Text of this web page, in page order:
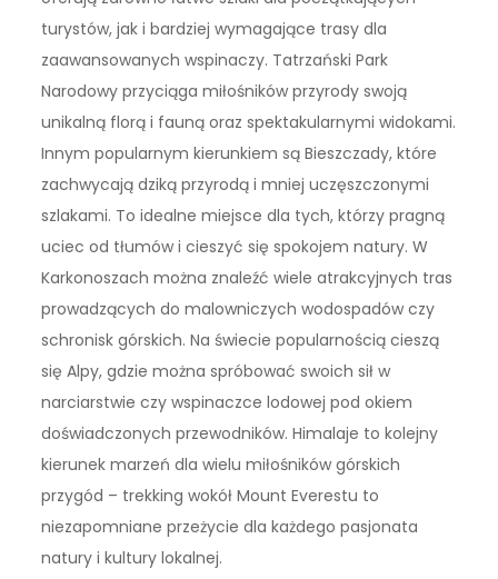
turystów, jak i bardziej wymagające trasy dla
zaawansowanych wspinaczy. Tatrzański Park
Narodowy przyciąga miłośników przyrody swoją
unikalną florą i fauną oraz spektakularnymi widokami.
Innym popularnym kierunkiem są Bieszczady, które
zachwycają dziką przyrodą i mniej uczęszczonymi
szlakami. To idealne miejsce dla tych, którzy pragną
uciec od tłumów i cieszyć się spokojem natury. W
Karkonoszach można znaleźć wiele atrakcyjnych tras
prowadzących do malowniczych wodospadów czy
schronisk górskich. Na świecie popularnością cieszą
się Alpy, gdzie można spróbować swoich sił w
narciarstwie czy wspinaczce lodowej pod okiem
doświadczonych przewodników. Himalaje to kolejny
kierunek marzeń dla wielu miłośników górskich
przygód – trekking wokół Mount Everestu to
niezapomniane przeżycie dla każdego pasjonata
natury i kultury lokalnej.